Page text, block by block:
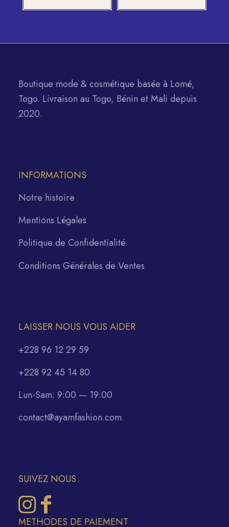
Boutique mode & cosmétique basée à Lomé,
Togo. Livraison au Togo, Bénin et Mali depuis
2020.
INFORMATIONS
Notre histoire
Mentions Légales
Politique de Confidentialité
Conditions Générales de Ventes
LAISSER NOUS VOUS AIDER
+228 96 12 29 59
+228 92 45 14 80
Lun-Sam: 9:00 — 19:00
contact@ayamfashion.com
SUIVEZ NOUS
METHODES DE PAIEMENT